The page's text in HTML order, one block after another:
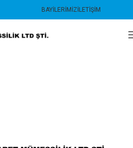
BAYILERIMIZİLETIŞIM